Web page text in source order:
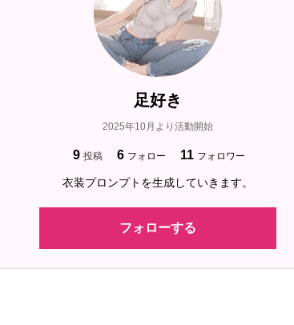
足好き
2025年10月より活動開始
9 投稿 6 フォロー 11 フォロワー
衣装プロンプトを生成していきます。
フォローする